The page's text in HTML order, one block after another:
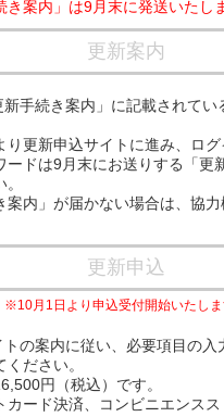
案内」は9月末に発送いたし
更新案内
手続き案内」に記載されてい
り更新申込サイトに進み、ログ
ドは9月末にお送りする「更
案内」が届かない場合は、協
更新申込
※10月1日より申込受付開始いたしま
の案内に従い、必要項目の入
ださい。
円（税込）です。
ード決済、コンビニエンス